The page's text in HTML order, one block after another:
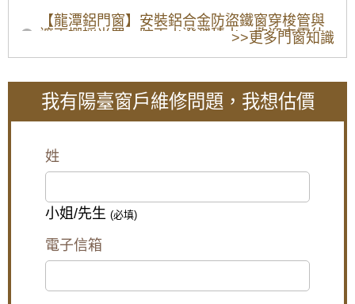
【龍潭鋁門窗】安裝鋁合金防盜鐵窗穿梭管與
遮雨棚採光罩，防雨水潑濺積水。歡迎來電估
陽台鐵窗採光罩施工：舊鐵窗改用鋁合金活動
鐵窗，拆除陽台鐵欄杆改裝橫拉式儲藏櫃增加
陽台使用空間
作為防盜窗，增加住宅安全性
與雨遮延伸陽台空間，鐵窗含安全逃生窗設計
兼顧防盜與安全
【防盜鐵窗推薦】你家鐵窗生鏽了嗎？鋁合金
防盜窗取代生鏽舊鐵窗，美觀又安全，歡迎來
>>更多門窗知識
我有陽臺窗戶維修問題，我想估價
姓
小姐/先生 (必填)
電子信箱